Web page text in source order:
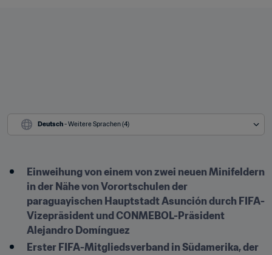
Deutsch - Weitere Sprachen (4)
Einweihung von einem von zwei neuen Minifeldern
in der Nähe von Vorortschulen der
paraguayischen Hauptstadt Asunción durch FIFA-
Vizepräsident und CONMEBOL-Präsident
Alejandro Domínguez
Erster FIFA-Mitgliedsverband in Südamerika, der